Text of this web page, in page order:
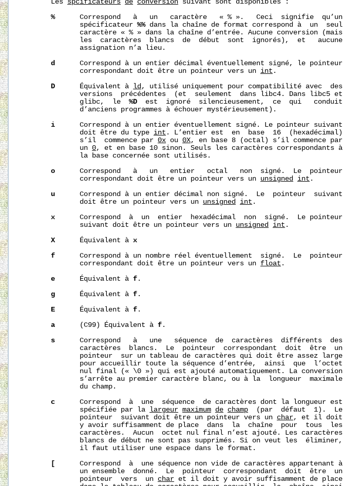
       Les
spcificateurs de conversion suivant sont disponibles :
%
      Correspond   à   un   caractère   « % ».   Ceci  signifie  qu’un
              spécificateur
%% dans la chaîne de format correspond à  un  seul
              caractère « % » dans la chaîne d’entrée. Aucune conversion (mais
              les  caractères  blancs  de  début  sont  ignorés),  et   aucune
              assignation n’a lieu.
d
      Correspond à un entier décimal éventuellement signé, le pointeur
              correspondant doit être un pointeur vers un
int .
D
      Équivalent à
ld , utilisé uniquement pour compatibilité avec  des
              versions  précédentes  (et  seulement  dans libc4. Dans libc5 et
              glibc,  le
%D
  est  ignoré  silencieusement,  ce  qui   conduit
              d’anciens programmes à échouer mystérieusement).
i
      Correspond à un entier éventuellement signé. Le pointeur suivant
              doit être du type
int . L’entier est  en  base  16  (hexadécimal)
              s’il  commence par
0x ou 0X, en base 8 (octal) s’il commence par
              un
0, et en base 10 sinon. Seuls les caractères correspondants à
              la base concernée sont utilisés.
o
      Correspond   à   un   entier   octal   non  signé.  Le  pointeur
              correspondant doit être un pointeur vers un
unsigned int .
u
      Correspond à un entier décimal non signé.  Le  pointeur  suivant
              doit être un pointeur vers un
unsigned int .
x
      Correspond  à  un  entier  hexadécimal  non  signé.  Le pointeur
              suivant doit être un pointeur vers un
unsigned int .
X
      Équivalent à
x
f
      Correspond à un nombre réel éventuellement  signé.  Le  pointeur
              correspondant doit être un pointeur vers un
float .
e
      Équivalent à
f .
g
      Équivalent à
f .
E
      Équivalent à
f .
a
      (C99) Équivalent à
f .
s
      Correspond   à   une   séquence  de  caractères  différents  des
              caractères  blancs.  Le  pointeur  correspondant  doit  être  un
              pointeur  sur un tableau de caractères qui doit être assez large
              pour accueillir toute la séquence d’entrée,  ainsi  que  l’octet
              nul final (« \0 ») qui est ajouté automatiquement. La conversion
              s’arrête au premier caractère blanc, ou à la  longueur  maximale
              du champ.
c
      Correspond  à  une  séquence  de caractères dont la longueur est
              spécifiée par la
largeur maximum de champ
  (par  défaut  1).  Le
              pointeur  suivant doit être un pointeur vers un
char, et il doit
              y avoir suffisamment de place  dans  la  chaîne  pour  tous  les
              caractères.  Aucun  octet nul final n’est ajouté. Les caractères
              blancs de début ne sont pas supprimés. Si on veut les  éliminer,
              il faut utiliser une espace dans le format.
[
      Correspond  à  une séquence non vide de caractères appartenant à
              un ensemble  donné.  Le  pointeur  correspondant  doit  être  un
              pointeur  vers  un
char et il doit y avoir suffisamment de place